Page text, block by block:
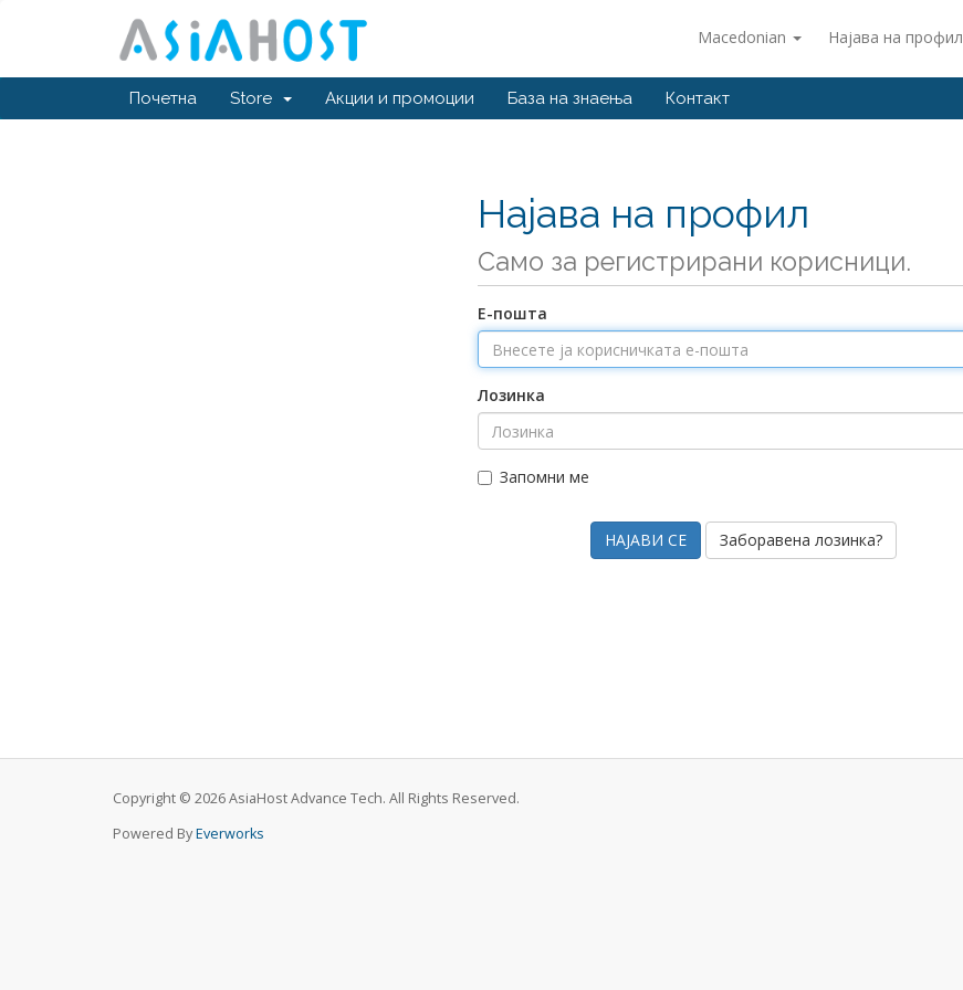
Macedonian Најава на профил
Почетна Store Акции и промоции База на знаења Контакт
Најава на профил
Само за регистрирани корисници.
Е-пошта
Лозинка
Запомни ме
Заборавена лозинка?
Copyright © 2026 AsiaHost Advance Tech. All Rights Reserved.
Powered ByEverworks